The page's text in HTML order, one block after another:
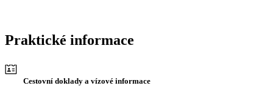
Praktické informace
Cestovní doklady a vízové informace